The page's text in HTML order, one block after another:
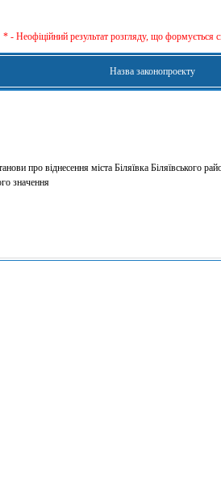
* - Неофіційний результат розгляду, що формується
Назва законопроекту
про віднесення міста Біляївка Біляївського
значення